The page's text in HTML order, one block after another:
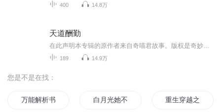
400 14.8万
天道酬勤
189 14.9万
您是不是在找：
万能解析书 白月光她不解风情 重生穿越之无解